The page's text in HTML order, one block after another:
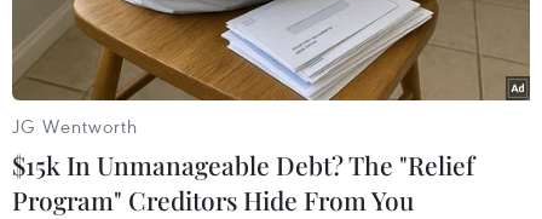
JG Wentworth
$15k In Unmanageable Debt? The "Relief
Program" Creditors Hide From You